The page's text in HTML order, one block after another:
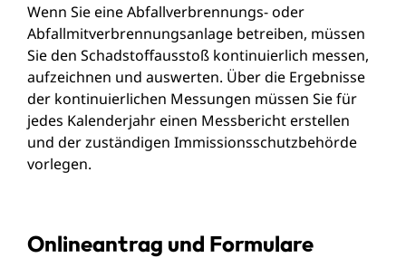
Wenn Sie eine Abfallverbrennungs- oder
Abfallmitverbrennungsanlage betreiben, müssen
Sie den Schadstoffausstoß kontinuierlich messen,
aufzeichnen und auswerten. Über die Ergebnisse
der kontinuierlichen Messungen müssen Sie für
jedes Kalenderjahr einen Messbericht erstellen
und der zuständigen Immissionsschutzbehörde
vorlegen.
Onlineantrag und Formulare